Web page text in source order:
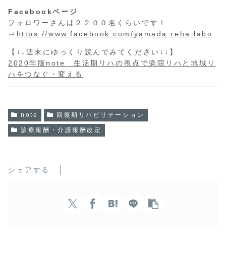
Facebookページ
フォロワーさんは２２００名くらいです！
⇒ https://www.facebook.com/yamada.reha.labo
【↓↓週末にゆっくり読んでみてください↓↓】
2020年版note 生活期リハの視点で病院リハと地域リ
ハをつなぐ・変える
note 回復期リハビリテーション
診療報酬・介護報酬改定
シェアする